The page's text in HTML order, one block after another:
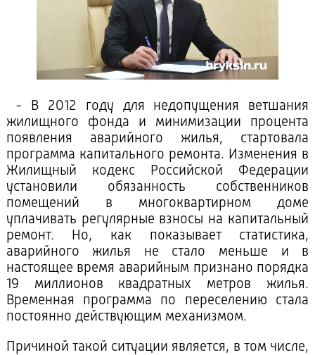
- В 2012 году для недопущения ветшания
жилищного фонда и минимизации процента
появления аварийного жилья, стартовала
программа капитального ремонта. Изменения в
Жилищный кодекс Российской Федерации
установили обязанность собственников
помещений в многоквартирном доме
уплачивать регулярные взносы на капитальный
ремонт. Но, как показывает статистика,
аварийного жилья не стало меньше и в
настоящее время аварийным признано порядка
19 миллионов квадратных метров жилья.
Временная программа по переселению стала
постоянно действующим механизмом.
Причиной такой ситуации является, в том числе,